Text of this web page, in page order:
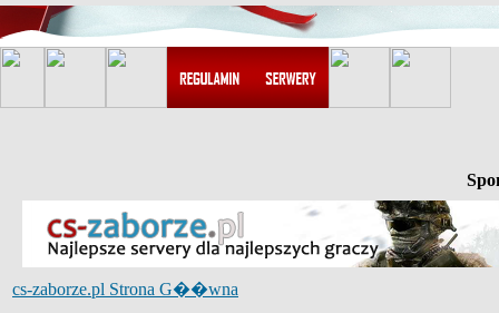
cs-zaborze.pl Strona G��wna